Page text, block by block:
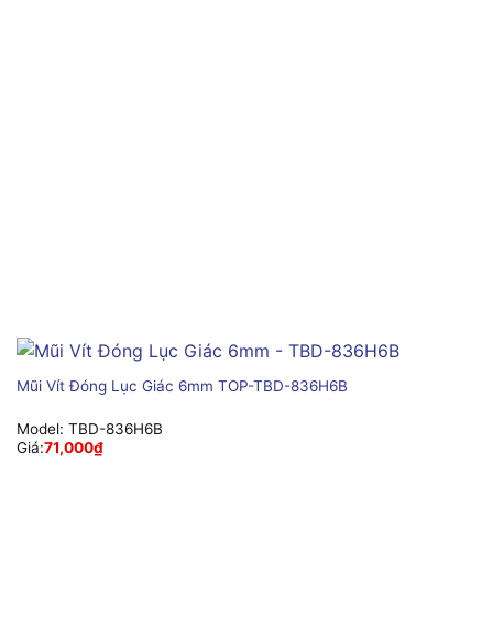
Mũi Vít Đóng Lục Giác 6mm TOP-TBD-836H6B
Model: TBD-836H6B
Giá:71,000₫